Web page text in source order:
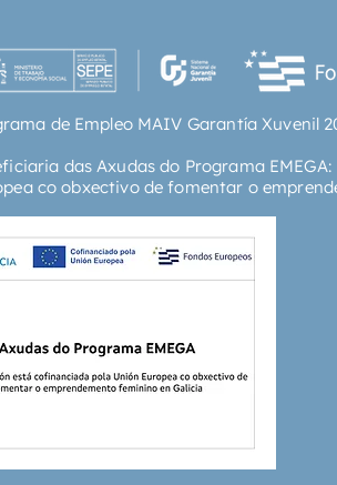
de Empleo MAIV Garantía Xuvenil
das Axudas do Programa EMEGA:
co obxectivo de fomentar o